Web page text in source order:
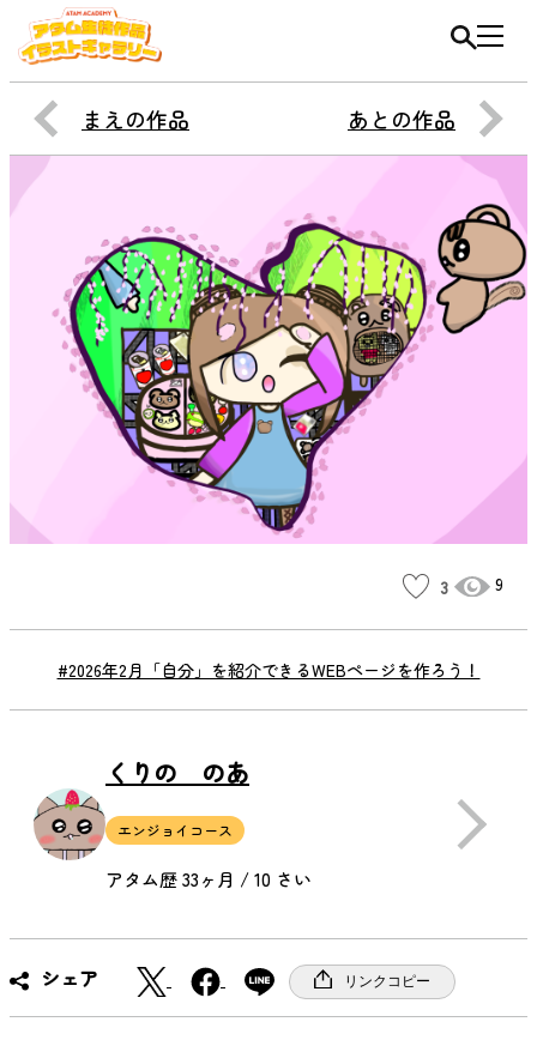
まえの作品 あとの作品
#2026年2月「自分」を紹介できるWEBページを作ろう！
3 9
くりの のあ
エンジョイコース
アタム歴 33ヶ月 / 10 さい
シェア
a
c
リンクコピー